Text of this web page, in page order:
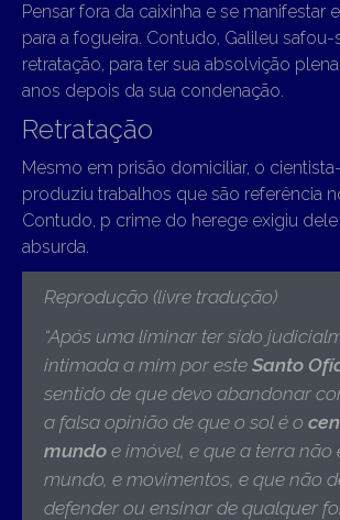
Pensar fora da caixinha e se manifestar
para a fogueira. Contudo, Galileu
retratação, para ter sua absolvição
anos depois da sua condenação.
Retratação
Mesmo em prisão domiciliar, o
produziu trabalhos que são referência
Contudo, p crime do herege exigiu
absurda.
Reprodução (livre tradução)
“Após uma liminar ter sido
intimada a mim por este Santo
sentido de que devo abandonar
a falsa opinião de que o sol é o
mundo e imóvel, e que a terra não
mundo, e movimentos, e que não
defender ou ensinar de qualquer